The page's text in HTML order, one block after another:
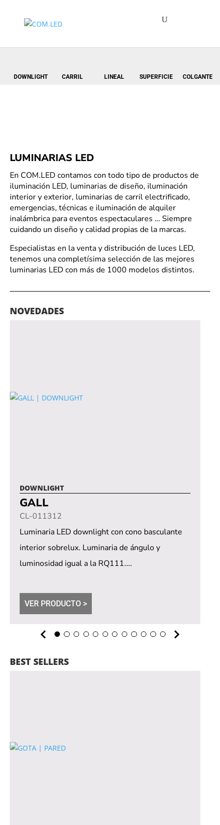
DOWNLIGHT CARRIL LINEAL SUPERFICIE COLGANTE
LUMINARIAS LED
En COM.LED contamos con todo tipo de productos de
iluminación LED, luminarias de diseño, iluminación
interior y exterior, luminarias de carril electrificado,
emergencias, técnicas e iluminación de alquiler
inalámbrica para eventos espectaculares … Siempre
cuidando un diseño y calidad propias de la marcas.
Especialistas en la venta y distribución de luces LED,
tenemos una completísima selección de las mejores
luminarias LED con más de 1000 modelos distintos.
NOVEDADES
DOWNLIGHT
GALL
CL-011312
Luminaria LED downlight con cono basculante
interior sobrelux. Luminaria de ángulo y
luminosidad igual a la RQ111....
VER PRODUCTO >
BEST SELLERS